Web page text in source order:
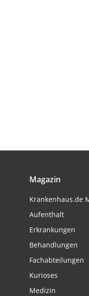
Magazin
Krankenhaus.de
Aufenthalt
Erkrankungen
Behandlungen
Fachabteilungen
Kurioses
Medizin